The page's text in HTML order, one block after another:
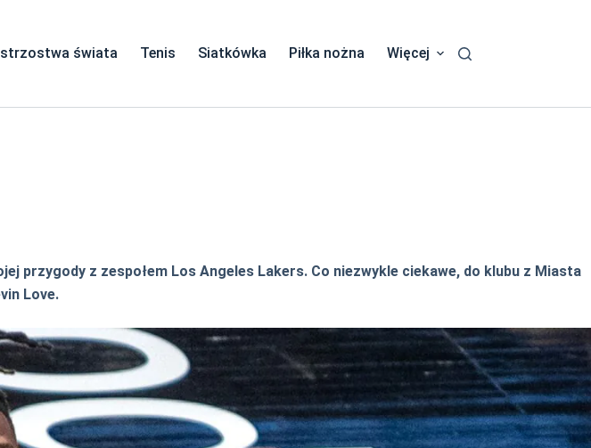
świata Tenis Siatkówka Piłka nożna Więcej
przygody z zespołem Los Angeles Lakers. Co niezwykle ciekawe, do klubu z Miasta
Love.